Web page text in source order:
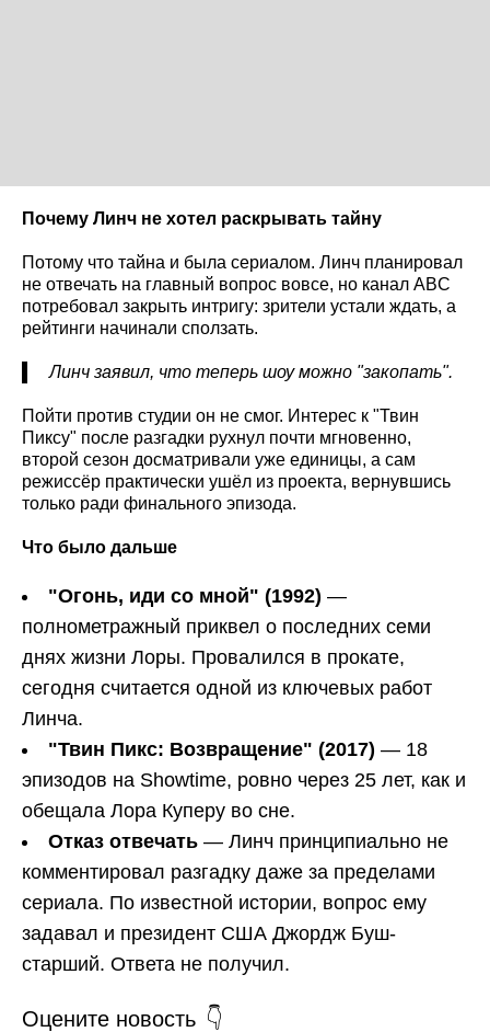
Почему Линч не хотел раскрывать тайну
Потому что тайна и была сериалом. Линч планировал
не отвечать на главный вопрос вовсе, но канал ABC
потребовал закрыть интригу: зрители устали ждать, а
рейтинги начинали сползать.
Линч заявил, что теперь шоу можно "закопать".
Пойти против студии он не смог. Интерес к "Твин
Пиксу" после разгадки рухнул почти мгновенно,
второй сезон досматривали уже единицы, а сам
режиссёр практически ушёл из проекта, вернувшись
только ради финального эпизода.
Что было дальше
"Огонь, иди со мной" (1992) —
полнометражный приквел о последних семи
днях жизни Лоры. Провалился в прокате,
сегодня считается одной из ключевых работ
Линча.
"Твин Пикс: Возвращение" (2017) — 18
эпизодов на Showtime, ровно через 25 лет, как и
обещала Лора Куперу во сне.
Отказ отвечать — Линч принципиально не
комментировал разгадку даже за пределами
сериала. По известной истории, вопрос ему
задавал и президент США Джордж Буш-
старший. Ответа не получил.
Оцените новость